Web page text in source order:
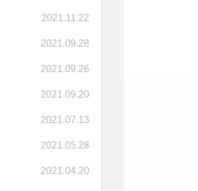
2021.11.22
2021.09.28
2021.09.26
2021.09.20
2021.07.13
2021.05.28
2021.04.20